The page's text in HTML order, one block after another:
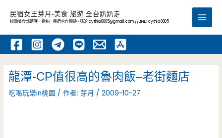
內
民宿女王芽月-美食.旅遊.全台趴趴走
桃園美食部落客，邀約 -民宿合作體驗~ 請洽cythia0805@gmail.com //LINE: cythia0805
Main
龍潭-CP值很高的魯肉飯–老街麵店
吃喝玩樂in桃園 / 作者:芽月 /2009-10-27